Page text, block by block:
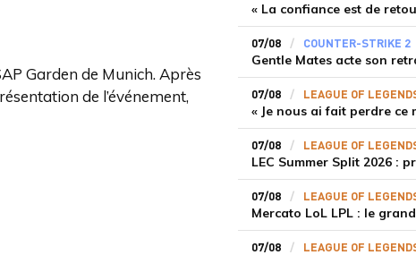
Garden de Munich. Après
de l’événement,
07/08 COUNTER-STRIKE 2
07/08 LEAGUE OF
07/08 LEAGUE OF
07/08 LEAGUE OF
07/08 LEAGUE OF